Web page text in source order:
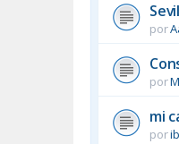
por
por
mi
por